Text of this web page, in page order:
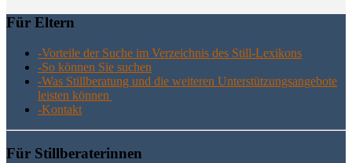
Für Eltern
-Vor­tei­le der Suche im Ver­zeich­nis des Still-Lexikons
-So kön­nen Sie suchen
-Was Still­be­ra­tung und die wei­te­ren Unter­stüt­zungs­an­ge­bo­te
leis­ten können
-Kon­takt
Für Still­be­ra­te­rin­nen